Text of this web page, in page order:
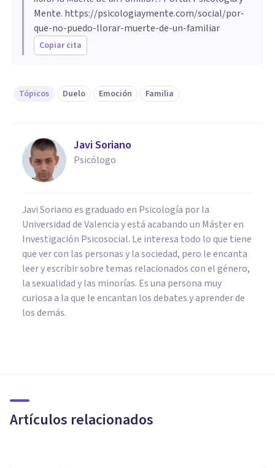
Mente. https://psicologiaymente.com/social/por-
que-no-puedo-llorar-muerte-de-un-familiar
Copiar cita
Tópicos Duelo Emoción Familia
Javi Soriano
Psicólogo
Javi Soriano es graduado en Psicología por la
Universidad de Valencia y está acabando un Máster en
Investigación Psicosocial. Le interesa todo lo que tiene
que ver con las personas y la sociedad, pero le encanta
leer y escribir sobre temas relacionados con el género,
la sexualidad y las minorías. Es una persona muy
curiosa a la que le encantan los debates y aprender de
los demás.
Artículos relacionados
Valentín en soledad